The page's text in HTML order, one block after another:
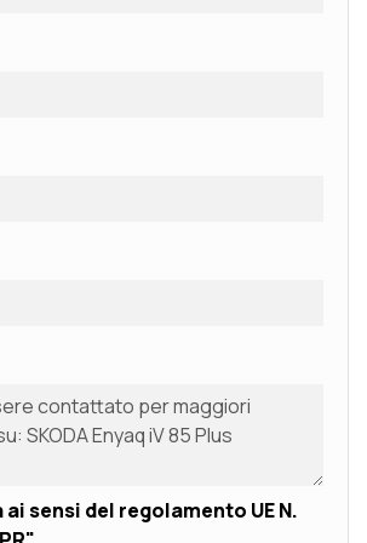
sensi del regolamento UE N.